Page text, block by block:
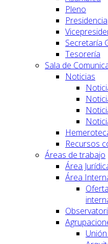
Pleno
Presidencia
Secretaría
Tesorería
Sala de
Noticias
Recursos
Áreas de trabajo
Área
Área